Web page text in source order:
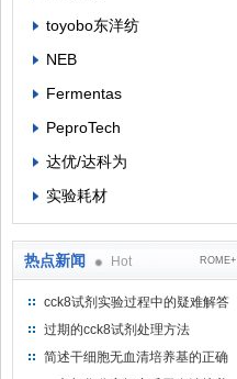
toyobo东洋纺
NEB
Fermentas
PeproTech
达优/达科为
实验耗材
热点新闻 Hot ROME+
cck8试剂实验过程中的疑难解答
（一）
过期的cck8试剂处理方法
简述干细胞无血清培养基的正确